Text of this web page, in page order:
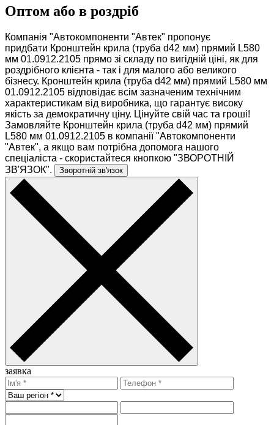
Оптом або в роздріб
Компанія "Автокомпоненти "Автек" пропонує
придбати Кронштейн крила (труба d42 мм) прямий L580
мм 01.0912.2105 прямо зі складу по вигідній ціні, як для
роздрібного клієнта - так і для малого або великого
бізнесу. Кронштейн крила (труба d42 мм) прямий L580 мм
01.0912.2105 відповідає всім зазначеним технічним
характеристикам від виробника, що гарантує високу
якість за демократичну ціну. Цінуйте свій час та гроші!
Замовляйте Кронштейн крила (труба d42 мм) прямий
L580 мм 01.0912.2105 в компанії "Автокомпоненти
"Автек", а якщо вам потрібна допомога нашого
спеціаліста - скористайтеся кнопкою "ЗВОРОТНІЙ
ЗВ'ЯЗОК".
Зворотній зв'язок
заявка